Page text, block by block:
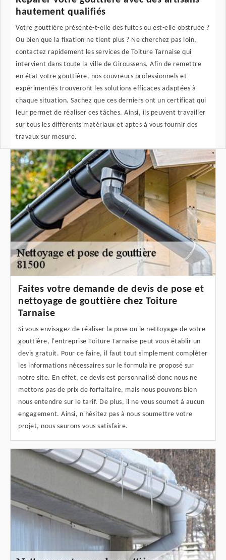
hautement qualifiés
Votre gouttière présente-t-elle des fuites ou est-elle obstruée ?
Ou bien que la fixation ne tient plus ? Ne cherchez pas loin,
contactez rapidement les services de Toiture Tarnaise qui
intervient dans toute la ville de Giroussens. Afin de remettre
en état votre gouttière, nos couvreurs professionnels et
expérimentés trouveront les solutions efficaces adaptées à
chaque situation. Sachez que ces derniers ont un certificat qui
leur permet de réaliser ces tâches. Ainsi, ils peuvent travailler
sur tous les différents matériaux et aptes à vous fournir des
travaux sur mesure.
Faites votre demande de devis de pose et
nettoyage de gouttière chez Toiture
Tarnaise
Si vous envisagez de réaliser la pose ou le nettoyage de votre
gouttière, l'entreprise Toiture Tarnaise peut vous établir un
devis gratuit. Pour ce faire, il faut tout simplement compléter
les informations nécessaires sur le formulaire proposé sur
notre site. En effet, ce devis est personnalisé donc nous ne
mettons pas de prix de forfaitaire, mais nous pouvons bien
nous entendre sur le tarif. De plus, il ne vous soumet à aucun
engagement. Ainsi, n'hésitez pas à nous soumettre votre
projet, nous saurons vous satisfaire.